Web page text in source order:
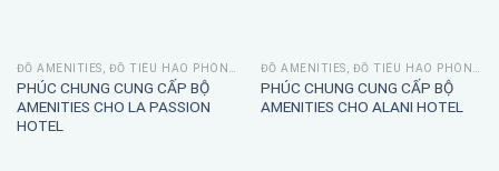
ĐỒ AMENITIES, ĐỒ TIÊU HAO PHÒNG TẮM
PHÚC CHUNG CUNG CẤP BỘ
AMENITIES CHO LA PASSION
HOTEL
ĐỒ AMENITIES, ĐỒ TIÊU HAO PHÒNG TẮM
PHÚC CHUNG CUNG CẤP BỘ
AMENITIES CHO ALANI HOTEL